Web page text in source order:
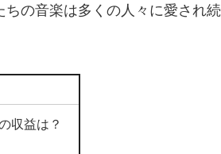
の音楽は多くの人々に愛され続
収益は？